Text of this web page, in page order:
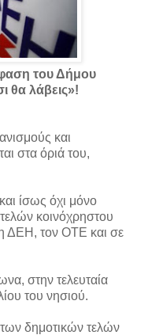
του Δήμου
θα λάβεις»!
και
στα όριά του,
ίσως όχι μόνο
κοινόχρηστου
ΔΕΗ, τον ΟΤΕ και σε
στην τελευταία
του νησιού.
δημοτικών τελών